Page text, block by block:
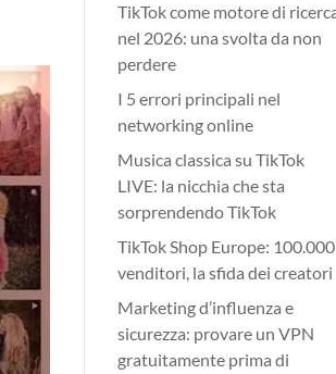
TikTok come motore di
nel 2026: una svolta da non
perdere
I 5 errori principali nel
networking online
Musica classica su TikTok
LIVE: la nicchia che sta
sorprendendo TikTok
TikTok Shop Europe: 100.000
venditori, la sfida dei creatori
Marketing d’influenza e
sicurezza: provare un VPN
gratuitamente prima di